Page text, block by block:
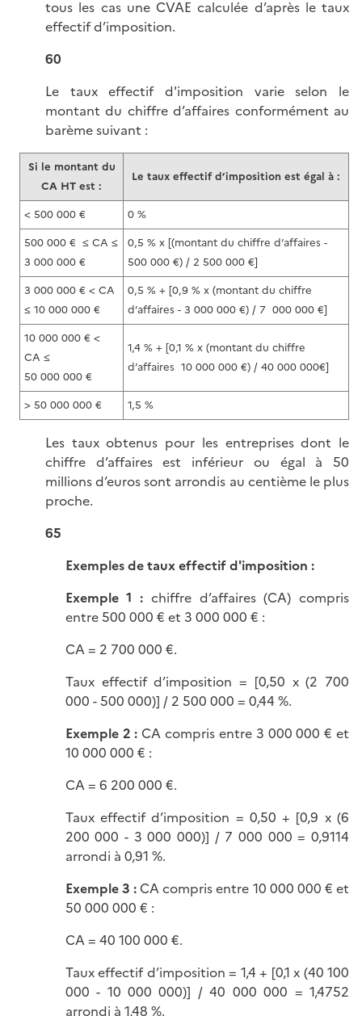
tous les cas une CVAE calculée d’après le taux
effectif d’imposition.
60
Le taux effectif d'imposition varie selon le
montant du chiffre d’affaires conformément au
barème suivant :
Si le montant du
CA HT est :
Le taux effectif d’imposition est égal à :
< 500 000 €
0 %
500 000 € ≤ CA ≤
3 000 000 €
0,5 % x [(montant du chiffre d’affaires -
500 000 €) / 2 500 000 €]
3 000 000 € < CA
≤ 10 000 000 €
0,5 % + [0,9 % x (montant du chiffre
d’affaires - 3 000 000 €) / 7 000 000 €]
10 000 000 € <
CA ≤
50 000 000 €
1,4 % + [0,1 % x (montant du chiffre
d’affaires 10 000 000 €) / 40 000 000€]
> 50 000 000 € 1,5 %
Les taux obtenus pour les entreprises dont le
chiffre d’affaires est inférieur ou égal à 50
millions d’euros sont arrondis au centième le plus
proche.
65
Exemples de taux effectif d'imposition :
Exemple 1 : chiffre d’affaires (CA) compris
entre 500 000 € et 3 000 000 € :
CA = 2 700 000 €.
Taux effectif d’imposition = [0,50 x (2 700
000 - 500 000)] / 2 500 000 = 0,44 %.
Exemple 2 : CA compris entre 3 000 000 € et
10 000 000 € :
CA = 6 200 000 €.
Taux effectif d’imposition = 0,50 + [0,9 x (6
200 000 - 3 000 000)] / 7 000 000 = 0,9114
arrondi à 0,91 %.
Exemple 3 : CA compris entre 10 000 000 € et
50 000 000 € :
CA = 40 100 000 €.
Taux effectif d’imposition = 1,4 + [0,1 x (40 100
000 - 10 000 000)] / 40 000 000 = 1,4752
arrondi à 1,48 %.